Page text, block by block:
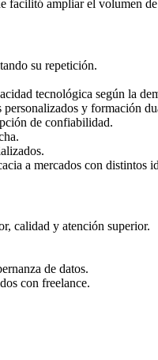
ampliar el volumen
su repetición.
tecnológica según la
y formación
de confiabilidad.
a mercados con distintos
calidad y atención superior.
de datos.
con freelance.